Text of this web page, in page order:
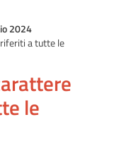
2024
a tutte le
le